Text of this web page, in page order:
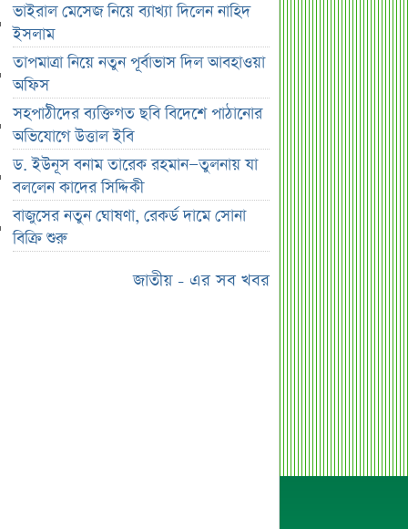
ও আওয়ামী লীগ ইস্যুতে পররাষ্ট্র
প্রতিমন্ত্রীর মন্তব্য
ফল প্রকাশের তারিখ ঘোষণা
সৌদিতে বাংলাদেশিদের জন্য বড় সুখবর
মাসের স্থবিরতা কাটিয়ে আবার গ্যাস
পরিবহনে ইন্ট্রাকো
সুদেও মিলছে না আমানত, অবসায়নের
প্রক্রিয়ায় ৫ আর্থিক প্রতিষ্ঠান
রাষ্ট্রপতি নির্বাচনের চূড়ান্ত তারিখ ঘোষণা
সাকিবের বাড়িতে হামলার পর কড়া
প্রতিক্রিয়া পশ্চিমবঙ্গের মন্ত্রীর
ভাইরাল মেসেজ নিয়ে ব্যাখ্যা দিলেন নাহিদ
ইসলাম
তাপমাত্রা নিয়ে নতুন পূর্বাভাস দিল আবহাওয়া
অফিস
সহপাঠীদের ব্যক্তিগত ছবি বিদেশে পাঠানোর
অভিযোগে উত্তাল ইবি
ড. ইউনূস বনাম তারেক রহমান—তুলনায় যা
বললেন কাদের সিদ্দিকী
বাজুসের নতুন ঘোষণা, রেকর্ড দামে সোনা
বিক্রি শুরু
জাতীয় - এর সব খবর